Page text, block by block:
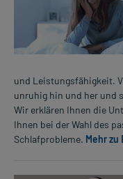
und Leistungsfähigkeit.
unruhig hin und her und
Wir erklären Ihnen die
Ihnen bei der Wahl des
Schlafprobleme. Mehr zu